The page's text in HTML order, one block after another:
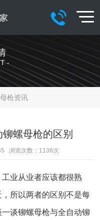
-
枪资讯
螺母枪的区别
浏览次数： 1136次
业从业者应该都很熟
所以两者的区别不是每
谈铆螺母枪与全自动铆